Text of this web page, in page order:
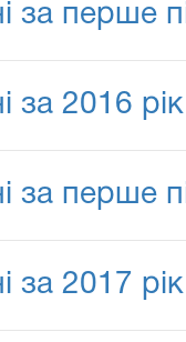
за перше
за 2016 рік
за перше
за 2017 рік